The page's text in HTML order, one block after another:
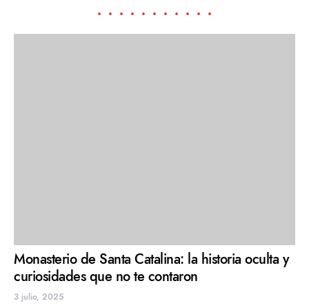
Monasterio de Santa Catalina: la historia oculta y
curiosidades que no te contaron
3 julio, 2025